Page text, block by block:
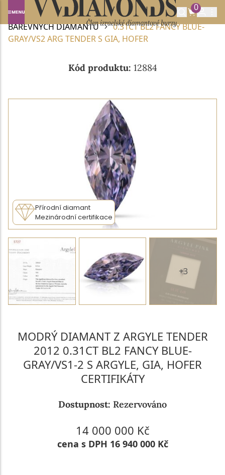
0
Domů BAREVNÉ DIAMANTY
NABÍDKA
BAREVNÝCH DIAMANTŮ
0.31CT BL2 FANCY BLUE-
GRAY/VS2 ARG TENDER S GIA, HOFER
Kód produktu: 12884
Přírodní diamant
Mezinárodní certifikace
+3
MODRÝ DIAMANT Z ARGYLE TENDER
2012 0.31CT BL2 FANCY BLUE-
GRAY/VS1-2 S ARGYLE, GIA, HOFER
CERTIFIKÁTY
Dostupnost: Rezervováno
14 000 000 Kč
cena s DPH 16 940 000 Kč